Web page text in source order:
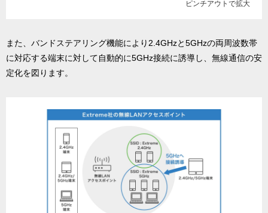
ピンチアウトで拡大
また、バンドステアリング機能により2.4GHzと5GHzの両周波数帯
に対応する端末に対して自動的に5GHz接続に誘導し、無線通信の安
定化を図ります。